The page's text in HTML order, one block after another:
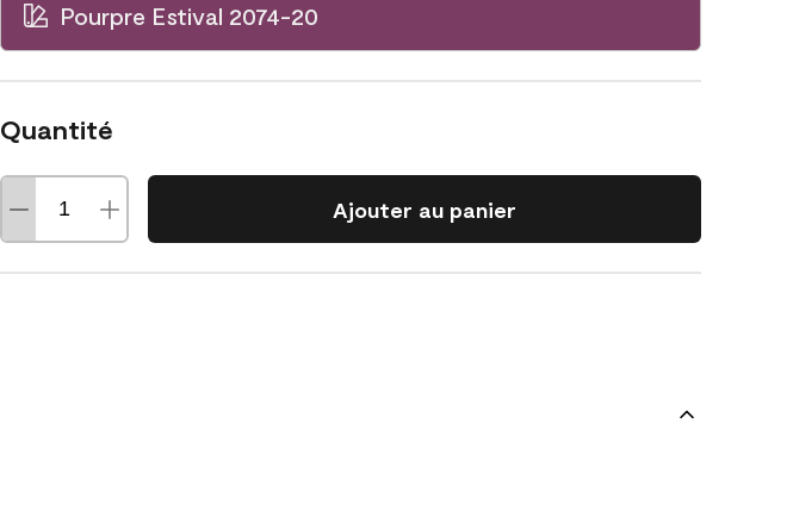
Pourpre Estival 2074-20
Quantité
Ajouter au panier